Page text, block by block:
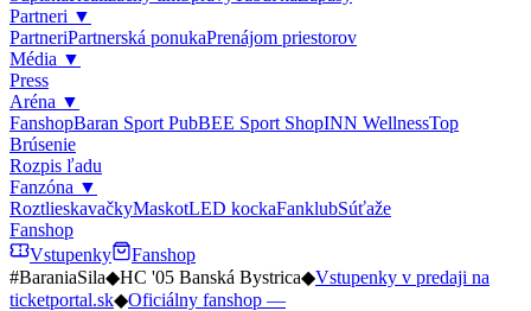
Partneri ▼
PartneriPartnerská ponukaPrenájom priestorov
Média ▼
Press
Aréna ▼
FanshopBaran Sport PubBEE Sport ShopINN WellnessTop
Brúsenie
Rozpis ľadu
Fanzóna ▼
RoztlieskavačkyMaskotLED kockaFanklubSúťaže
Fanshop
Vstupenky
Fanshop
#BaraniaSila◆HC '05 Banská Bystrica◆Vstupenky v predaji na
ticketportal.sk◆Oficiálny fanshop —